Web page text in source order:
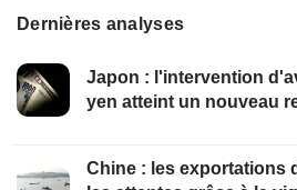
Dernières analyses
Japon : l'intervention
yen atteint un nouveau
Chine : les exportations